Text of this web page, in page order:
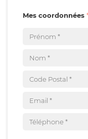
Mes coordonnées